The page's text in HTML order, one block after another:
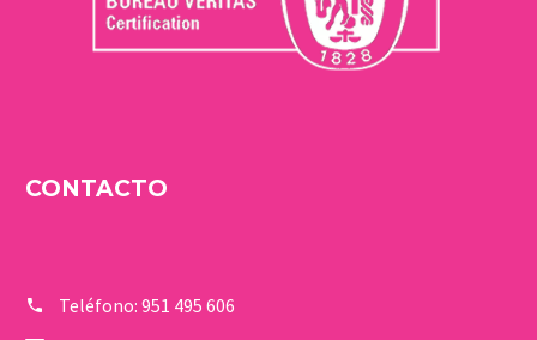
CONTACTO
Teléfono: 951 495 606